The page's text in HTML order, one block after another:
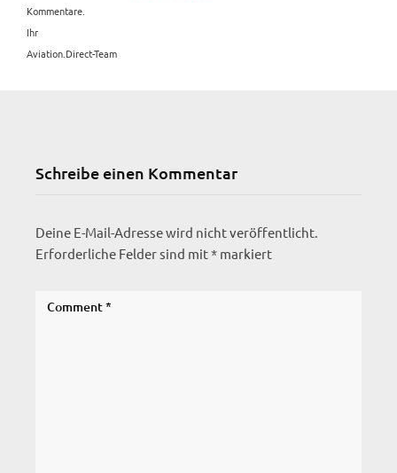
Kommentare.
Ihr
Aviation.Direct-Team
Schreibe einen Kommentar
Deine E-Mail-Adresse wird nicht veröffentlicht.
Erforderliche Felder sind mit* markiert